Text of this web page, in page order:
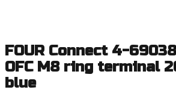
FOUR Connect 4-
OFC M8 ring terminal
blue